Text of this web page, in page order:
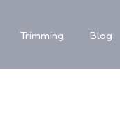
Trimming Blog